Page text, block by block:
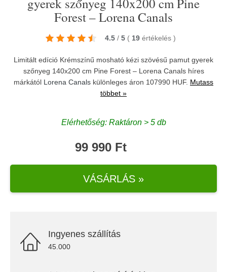
Forest – Lorena Canals
4.5 / 5 ( 19 értékelés )
Limitált edíció Krémszínű mosható kézi szövésű pamut gyerek
szőnyeg 140x200 cm Pine Forest – Lorena Canals híres
márkától Lorena Canals különleges áron 107990 HUF. Mutass
többet »
Elérhetőség: Raktáron > 5 db
99 990 Ft
VÁSÁRLÁS »
Ingyenes szállítás
45.000